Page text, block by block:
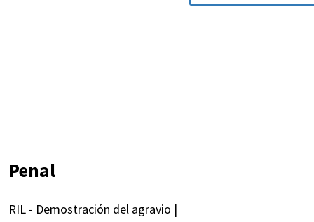
Penal
RIL - Demostración del agravio |